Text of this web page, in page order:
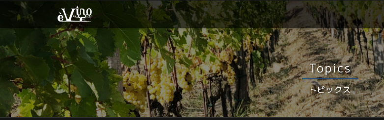
Topics
トピックス